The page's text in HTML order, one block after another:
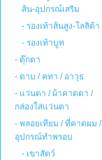
ส้น-อุปกรณ์เสริม
- รองเท้าส้นสูง-โลลิต้า
- รองเท้าบูท
- ตุ๊กตา
- ดาบ / คทา / อาวุธ
- แว่นตา / ผ้าคาดตา /
กล่องใส่แว่นตา
- พลอยเทียม / ที่คาดผม /
อุปกรณ์ทำพรอบ
- เขาสัตว์